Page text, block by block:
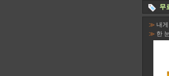
무
≫ 내
≫ 한